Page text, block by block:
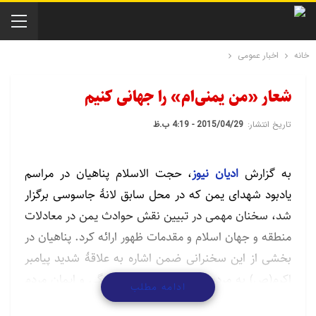
خانه اخبار عمومی
شعار «من یمنی‌ام» را جهانی کنیم
تاریخ انتشار: 2015/04/29 - 4:19 ب.ظ
به گزارش ادیان نیوز، حجت الاسلام پناهیان در مراسم
یادبود شهدای یمن که در محل سابق لانۀ جاسوسی برگزار
شد، سخنان مهمی در تبیین نقش حوادث یمن در معادلات
منطقه و جهان اسلام و مقدمات ظهور ارائه کرد. پناهیان در
بخشی از این سخنرانی ضمن اشاره به علاقۀ شدید پیامبر
اکرم(ص) به مردم یمن و ویژگی‌های فرهنگی و ایمان مردم
یمن، گفت: “یکی از شعارهای خوبی که امروز در همۀ
ادامه مطلب